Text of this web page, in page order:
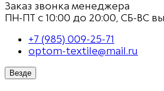
Заказ звонка менеджера
ПН-ПТ с 10:00 до 20:00, СБ-ВС
+7 (985) 009-25-71
optom-textile@mail.ru
Везде